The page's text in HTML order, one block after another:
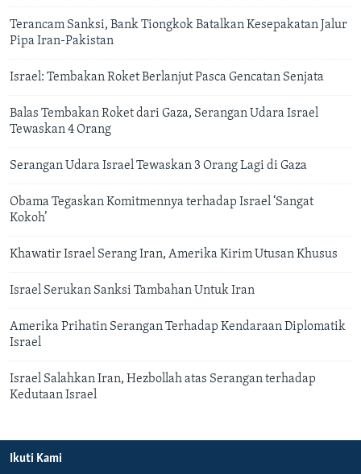
Terancam Sanksi, Bank Tiongkok Batalkan Kesepakatan Jalur
Pipa Iran-Pakistan
Israel: Tembakan Roket Berlanjut Pasca Gencatan Senjata
Balas Tembakan Roket dari Gaza, Serangan Udara Israel
Tewaskan 4 Orang
Serangan Udara Israel Tewaskan 3 Orang Lagi di Gaza
Obama Tegaskan Komitmennya terhadap Israel ‘Sangat
Kokoh’
Khawatir Israel Serang Iran, Amerika Kirim Utusan Khusus
Israel Serukan Sanksi Tambahan Untuk Iran
Amerika Prihatin Serangan Terhadap Kendaraan Diplomatik
Israel
Israel Salahkan Iran, Hezbollah atas Serangan terhadap
Kedutaan Israel
Ikuti Kami